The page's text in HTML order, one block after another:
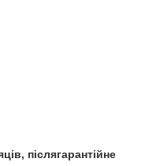
післягарантійне